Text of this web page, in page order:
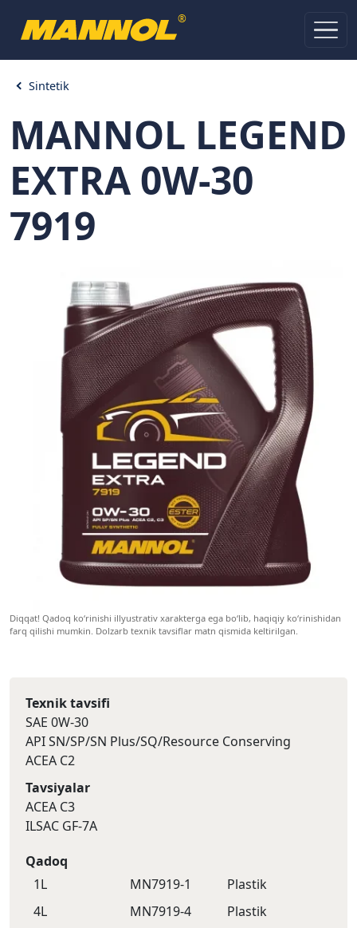
®
Sintetik
MANNOL LEGEND
EXTRA 0W-30
7919
Diqqat! Qadoq ko‘rinishi illyustrativ xarakterga ega bo‘lib, haqiqiy ko‘rinishidan
farq qilishi mumkin. Dolzarb texnik tavsiflar matn qismida keltirilgan.
Texnik tavsifi
SAE 0W-30
API SN/SP/SN Plus/SQ/Resource Conserving
ACEA C2
Tavsiyalar
ACEA C3
ILSAC GF-7A
Qadoq
1L
MN7919-1
Plastik
4L
MN7919-4
Plastik